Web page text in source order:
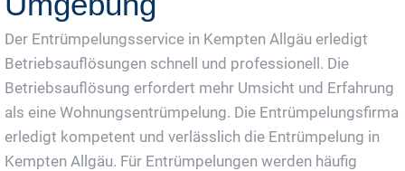
Der Entrümpelungsservice in Kempten Allgäu erledigt
Betriebsauflösungen schnell und professionell. Die
Betriebsauflösung erfordert mehr Umsicht und Erfahrung
als eine Wohnungsentrümpelung. Die Entrümpelungsfirma
erledigt kompetent und verlässlich die Entrümpelung in
Kempten Allgäu. Für Entrümpelungen werden häufig